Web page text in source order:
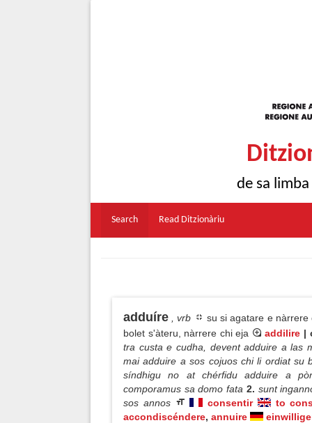
de sa
Search Read Ditzionàriu
adduíre , vrb
su si agatare e
bolet s'àteru, nàrrere chi eja
addilire |
tra custa e cudha, devent adduire a las
mai adduire a sos cojuos chi li ordiat su
síndhigu no at chérfidu adduire a
comporamus sa domo fata 2. sunt
sos annos
consentir
to
accondiscéndere, annuire